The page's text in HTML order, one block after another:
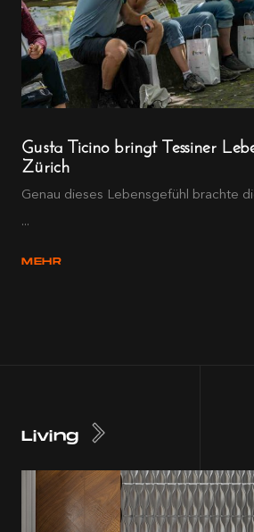
Gusta Ticino bringt Tessiner
Zürich
Genau dieses Lebensgefühl brachte
...
MEHR
Living